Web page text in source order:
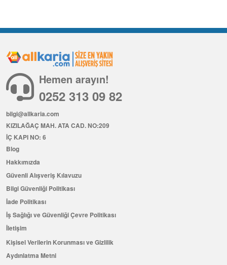
Hemen arayın!
0252 313 09 82
bilgi@allkaria.com
KIZILAĞAÇ MAH. ATA CAD. NO:209
İÇ KAPI NO: 6
Blog
Hakkımızda
Güvenli Alışveriş Kılavuzu
Bilgi Güvenliği Politikası
İade Politikası
İş Sağlığı ve Güvenliği Çevre Politikası
İletişim
Kişisel Verilerin Korunması ve Gizlilik
Aydınlatma Metni